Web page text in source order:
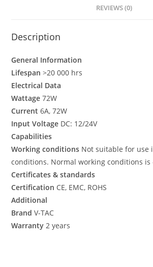
REVIEWS (0)
Description
General Information
Lifespan>20 000 hrs
Electrical Data
Wattage72W
Current6A, 72W
Input Voltage DC: 12/24V
Capabilities
Working conditions Not suitable for use
conditions. Normal working conditions is
Certificates & standards
Certification CE, EMC, ROHS
Additional
BrandV-TAC
Warranty2 years